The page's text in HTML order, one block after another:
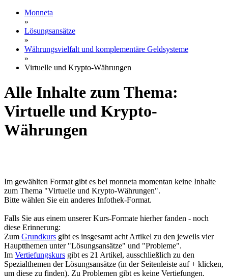
Monneta
»
Lösungsansätze
»
Währungsvielfalt und komplementäre Geldsysteme
»
Virtuelle und Krypto-Währungen
Alle Inhalte zum Thema:
Virtuelle und Krypto-
Währungen
Im gewählten Format gibt es bei monneta momentan keine Inhalte
zum Thema "Virtuelle und Krypto-Währungen".
Bitte wählen Sie ein anderes Infothek-Format.
Falls Sie aus einem unserer Kurs-Formate hierher fanden - noch
diese Erinnerung:
Zum Grundkurs gibt es insgesamt acht Artikel zu den jeweils vier
Hauptthemen unter "Lösungsansätze" und "Probleme".
Im Vertiefungskurs gibt es 21 Artikel, ausschließlich zu den
Spezialthemen der Lösungsansätze (in der Seitenleiste auf + klicken,
um diese zu finden). Zu Problemen gibt es keine Vertiefungen.